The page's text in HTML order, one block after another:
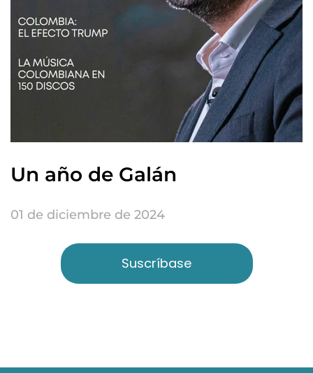
Un año de Galán
01 de diciembre de 2024
Suscríbase